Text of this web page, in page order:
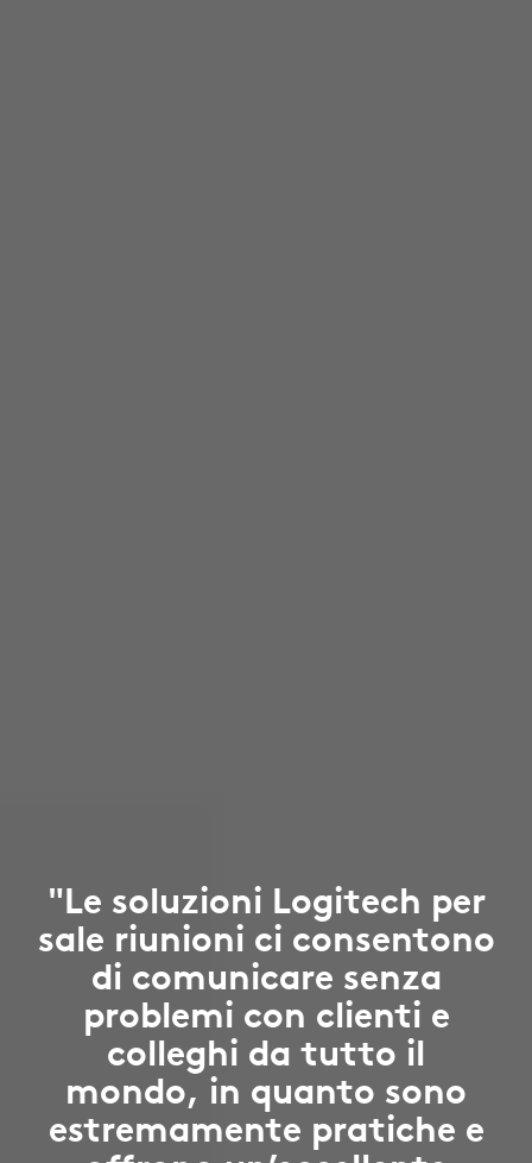
"Le soluzioni Logitech per
sale riunioni ci consentono
di comunicare senza
problemi con clienti e
colleghi da tutto il
mondo, in quanto sono
estremamente pratiche e